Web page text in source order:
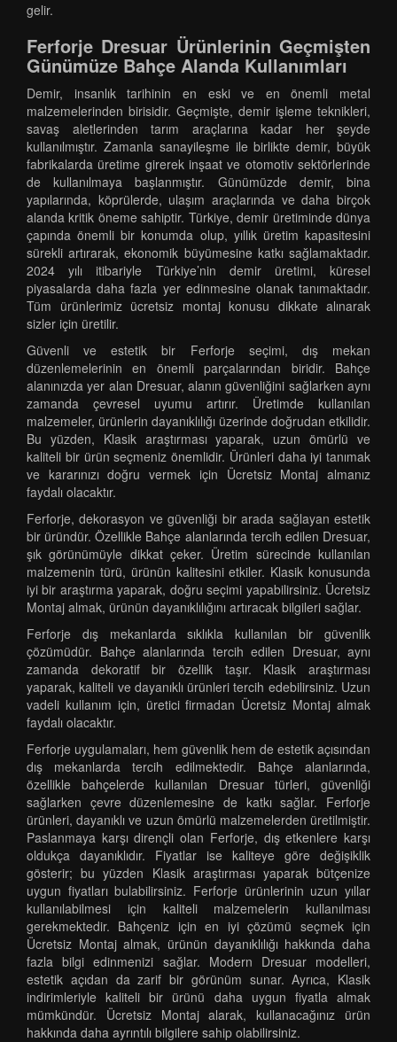
gelir.
Ferforje Dresuar Ürünlerinin Geçmişten
Günümüze Bahçe Alanda Kullanımları
Demir, insanlık tarihinin en eski ve en önemli metal
malzemelerinden birisidir. Geçmişte, demir işleme teknikleri,
savaş aletlerinden tarım araçlarına kadar her şeyde
kullanılmıştır. Zamanla sanayileşme ile birlikte demir, büyük
fabrikalarda üretime girerek inşaat ve otomotiv sektörlerinde
de kullanılmaya başlanmıştır. Günümüzde demir, bina
yapılarında, köprülerde, ulaşım araçlarında ve daha birçok
alanda kritik öneme sahiptir. Türkiye, demir üretiminde dünya
çapında önemli bir konumda olup, yıllık üretim kapasitesini
sürekli artırarak, ekonomik büyümesine katkı sağlamaktadır.
2024 yılı itibariyle Türkiye’nin demir üretimi, küresel
piyasalarda daha fazla yer edinmesine olanak tanımaktadır.
Tüm ürünlerimiz ücretsiz montaj konusu dikkate alınarak
sizler için üretilir.
Güvenli ve estetik bir Ferforje seçimi, dış mekan
düzenlemelerinin en önemli parçalarından biridir. Bahçe
alanınızda yer alan Dresuar, alanın güvenliğini sağlarken aynı
zamanda çevresel uyumu artırır. Üretimde kullanılan
malzemeler, ürünlerin dayanıklılığı üzerinde doğrudan etkilidir.
Bu yüzden, Klasik araştırması yaparak, uzun ömürlü ve
kaliteli bir ürün seçmeniz önemlidir. Ürünleri daha iyi tanımak
ve kararınızı doğru vermek için Ücretsiz Montaj almanız
faydalı olacaktır.
Ferforje, dekorasyon ve güvenliği bir arada sağlayan estetik
bir üründür. Özellikle Bahçe alanlarında tercih edilen Dresuar,
şık görünümüyle dikkat çeker. Üretim sürecinde kullanılan
malzemenin türü, ürünün kalitesini etkiler. Klasik konusunda
iyi bir araştırma yaparak, doğru seçimi yapabilirsiniz. Ücretsiz
Montaj almak, ürünün dayanıklılığını artıracak bilgileri sağlar.
Ferforje dış mekanlarda sıklıkla kullanılan bir güvenlik
çözümüdür. Bahçe alanlarında tercih edilen Dresuar, aynı
zamanda dekoratif bir özellik taşır. Klasik araştırması
yaparak, kaliteli ve dayanıklı ürünleri tercih edebilirsiniz. Uzun
vadeli kullanım için, üretici firmadan Ücretsiz Montaj almak
faydalı olacaktır.
Ferforje uygulamaları, hem güvenlik hem de estetik açısından
dış mekanlarda tercih edilmektedir. Bahçe alanlarında,
özellikle bahçelerde kullanılan Dresuar türleri, güvenliği
sağlarken çevre düzenlemesine de katkı sağlar. Ferforje
ürünleri, dayanıklı ve uzun ömürlü malzemelerden üretilmiştir.
Paslanmaya karşı dirençli olan Ferforje, dış etkenlere karşı
oldukça dayanıklıdır. Fiyatlar ise kaliteye göre değişiklik
gösterir; bu yüzden Klasik araştırması yaparak bütçenize
uygun fiyatları bulabilirsiniz. Ferforje ürünlerinin uzun yıllar
kullanılabilmesi için kaliteli malzemelerin kullanılması
gerekmektedir. Bahçeniz için en iyi çözümü seçmek için
Ücretsiz Montaj almak, ürünün dayanıklılığı hakkında daha
fazla bilgi edinmenizi sağlar. Modern Dresuar modelleri,
estetik açıdan da zarif bir görünüm sunar. Ayrıca, Klasik
indirimleriyle kaliteli bir ürünü daha uygun fiyatla almak
mümkündür. Ücretsiz Montaj alarak, kullanacağınız ürün
hakkında daha ayrıntılı bilgilere sahip olabilirsiniz.